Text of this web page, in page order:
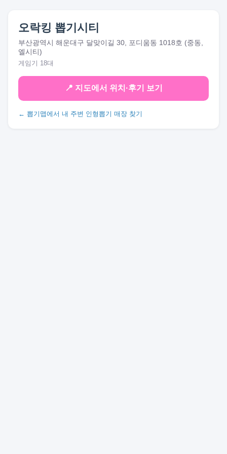
오락킹 뽑기시티
부산광역시 해운대구 달맞이길 30, 포디움동 1018호 (중동,
엘시티)
게임기 18대
📍 지도에서 위치·후기 보기
← 뽑기맵에서 내 주변 인형뽑기 매장 찾기